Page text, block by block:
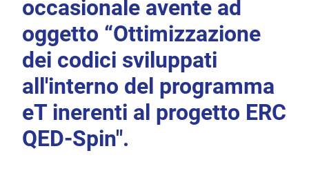
occasionale avente ad
oggetto “Ottimizzazione
dei codici sviluppati
all'interno del programma
eT inerenti al progetto ERC
QED-Spin".